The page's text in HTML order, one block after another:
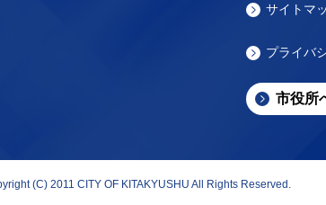
サイトマ
プライバ
市役所
(C) 2011 CITY OF KITAKYUSHU All Rights Reserved.